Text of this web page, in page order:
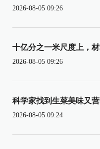
2026-08-05 09:26
十亿分之一米尺度上，
2026-08-05 09:26
科学家找到生菜美味又
2026-08-05 09:24